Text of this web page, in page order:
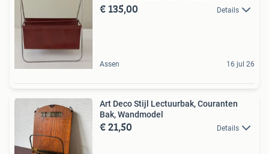
€ 135,00 Details
Assen 16 jul 26
Art Deco Stijl Lectuurbak, Couranten
Bak, Wandmodel
€ 21,50 Details